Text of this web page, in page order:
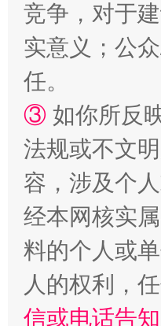
“蜀中异人”王建安
竞争，对于
实意义；公
任。
③ 如你所反
法规或不文
容，涉及个
经本网核实
料的个人或
人的权利，
信或电话告